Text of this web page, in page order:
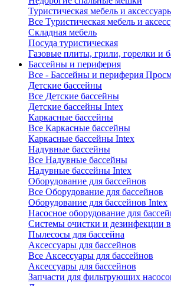
Туристическая мебель и
Все Туристическая мебель и
Складная мебель
Посуда туристическая
Газовые плиты, грили, горелки и
Бассейны и периферия
Все - Бассейны и периферия
Детские бассейны
Все Детские бассейны
Детские бассейны Intex
Каркасные бассейны
Все Каркасные бассейны
Каркасные бассейны Intex
Надувные бассейны
Все Надувные бассейны
Надувные бассейны Intex
Оборудование для бассейнов
Все Оборудование для бассейнов
Оборудование для бассейнов Intex
Насосное оборудование для
Системы очистки и дезинфекции
Пылесосы для бассейна
Аксессуары для бассейнов
Все Аксессуары для бассейнов
Аксессуары для бассейнов
Запчасти для фильтрующих